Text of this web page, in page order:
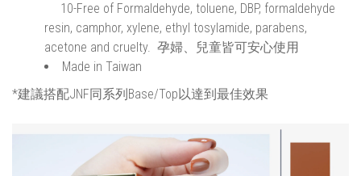
10-Free of Formaldehyde, toluene, DBP, formaldehyde
resin, camphor, xylene, ethyl tosylamide, parabens,
acetone and cruelty. 孕婦、兒童皆可安心使用
Made in Taiwan
*建議搭配JNF同系列Base/Top以達到最佳效果